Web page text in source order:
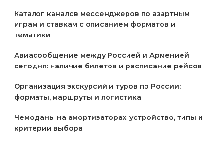
Каталог каналов мессенджеров по азартным
играм и ставкам с описанием форматов и
тематики
Авиасообщение между Россией и Арменией
сегодня: наличие билетов и расписание рейсов
Организация экскурсий и туров по России:
форматы, маршруты и логистика
Чемоданы на амортизаторах: устройство, типы и
критерии выбора